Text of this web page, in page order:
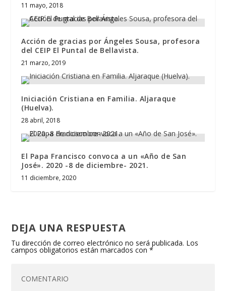
11 mayo, 2018
Acción de gracias por Ángeles Sousa, profesora
del CEIP El Puntal de Bellavista.
21 marzo, 2019
Iniciación Cristiana en Familia. Aljaraque
(Huelva).
28 abril, 2018
El Papa Francisco convoca a un «Año de San
José». 2020 -8 de diciembre- 2021.
11 diciembre, 2020
DEJA UNA RESPUESTA
Tu dirección de correo electrónico no será publicada. Los
campos obligatorios están marcados con*